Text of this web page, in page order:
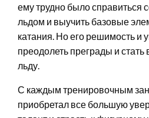
ему трудно было справиться
льдом и выучить базовые
катания. Но его решимость и
преодолеть преграды и
льду.
С каждым тренировочным
приобретал все большую